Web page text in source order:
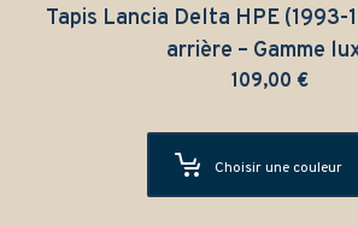
Tapis Lancia Delta HPE (1993-
arrière – Gamme
109,00 €
Choisir une couleur